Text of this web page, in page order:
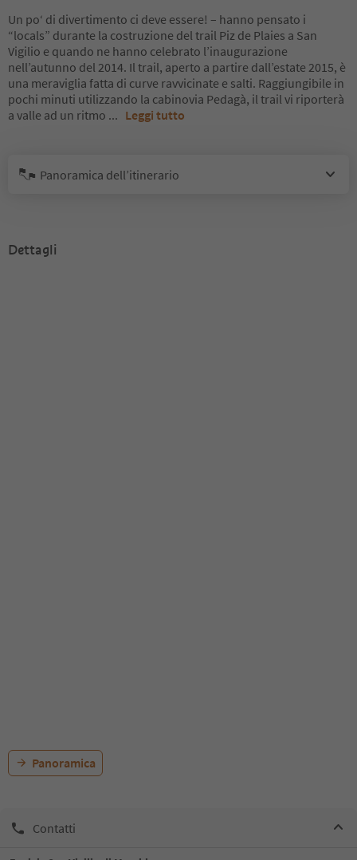
Un po‘ di divertimento ci deve essere! – hanno pensato i
“locals” durante la costruzione del trail Piz de Plaies a San
Vigilio e quando ne hanno celebrato l’inaugurazione
nell’autunno del 2014. Il trail, aperto a partire dall’estate 2015, è
una meraviglia fatta di curve ravvicinate e salti. Raggiungibile in
pochi minuti utilizzando la cabinovia Pedagà, il trail vi riporterà
a valle ad un ritmo ... Leggi tutto
Panoramica dell’itinerario
Dettagli
Panoramica
Contatti